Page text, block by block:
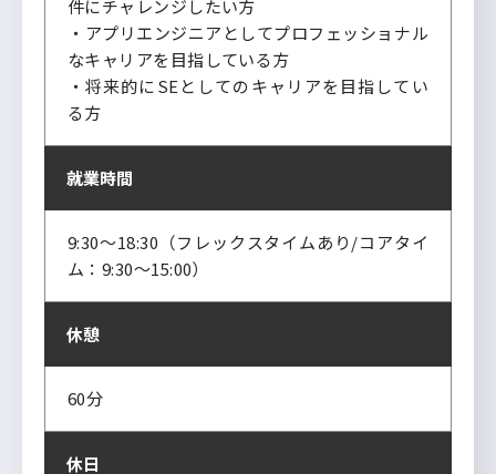
件にチャレンジしたい方
・アプリエンジニアとしてプロフェッショナル
なキャリアを目指している方
・将来的にSEとしてのキャリアを目指してい
る方
就業時間
9:30～18:30（フレックスタイムあり/コアタイ
ム：9:30～15:00）
休憩
60分
休日